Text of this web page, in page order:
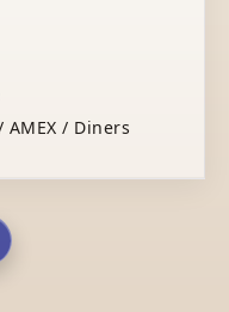
AMEX / Diners